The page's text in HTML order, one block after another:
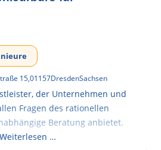
15,01157DresdenSachsen
der Unternehmen und
Fragen des rationellen
Beratung anbietet.
…